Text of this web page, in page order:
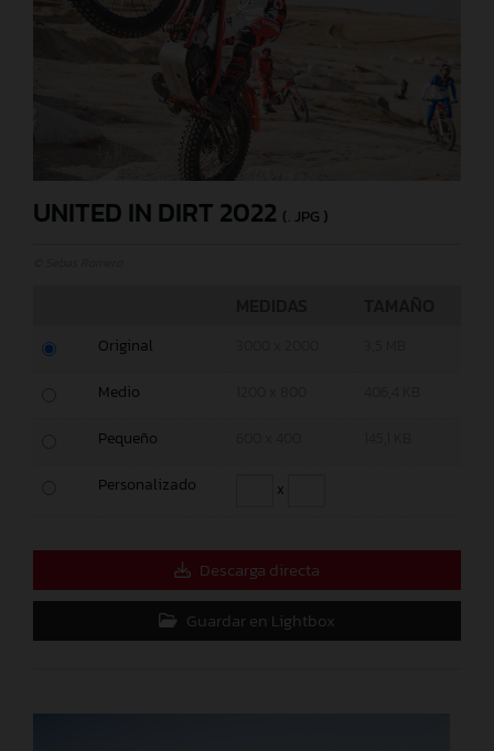
UNITED IN DIRT 2022 (. JPG )
Original
Medio
Pequeño
Personalizado x
Descarga directa
Guardar en Lightbox